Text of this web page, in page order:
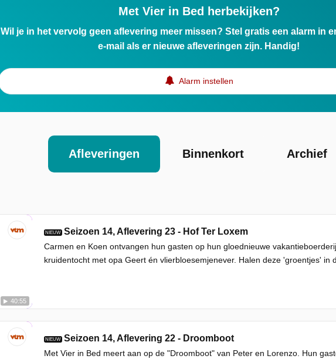
Met Vier in Bed herbekijken?
Wil je in het vervolg geen aflevering meer missen? Stel gratis een alarm in
e-mail als er nieuwe afleveringen zijn. Handig!
Alarm instellen
Afleveringen Binnenkort Archief
40:55
NIEUW Seizoen 14, Aflevering 23 - Hof Ter Loxem
Carmen en Koen ontvangen hun gasten op hun gloednieuwe
kruidentocht met opa Geert én vlierbloesemjenever. Halen deze 'groentjes' in
NIEUW Seizoen 14, Aflevering 22 - Droomboot
Met Vier in Bed meert aan op de "Droomboot" van Peter en Lorenzo. Hun